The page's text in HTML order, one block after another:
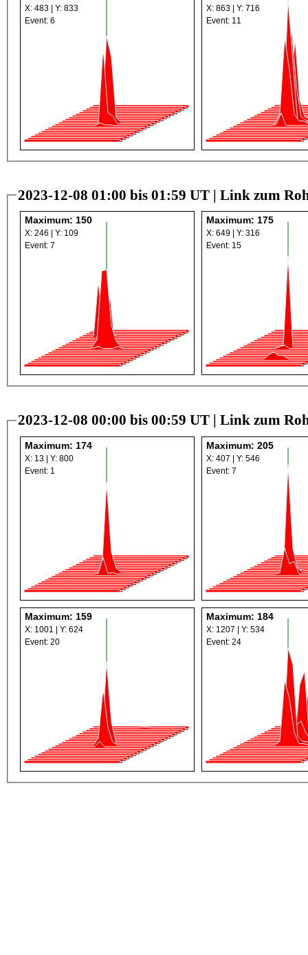
X: 483 | Y: 833
Event: 6
X: 863 | Y: 716
Event: 11
2023-12-08 01:00 bis 01:59 UT | Link zum
Maximum: 150
X: 246 | Y: 109
Event: 7
Maximum: 175
X: 649 | Y: 316
Event: 15
2023-12-08 00:00 bis 00:59 UT | Link zum
Maximum: 174
X: 13 | Y: 800
Event: 1
Maximum: 205
X: 407 | Y: 546
Event: 7
Maximum: 159
X: 1001 | Y: 624
Event: 20
Maximum: 184
X: 1207 | Y: 534
Event: 24